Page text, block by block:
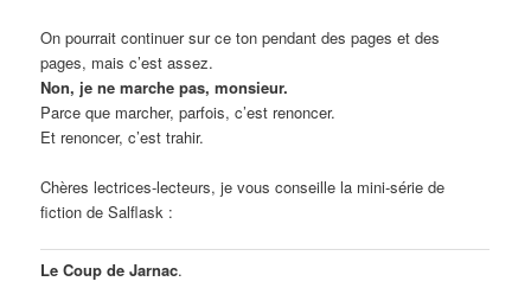
On pourrait continuer sur ce ton pendant des pages et des
pages, mais c’est assez.
Non, je ne marche pas, monsieur.
Parce que marcher, parfois, c’est renoncer.
Et renoncer, c’est trahir.
Chères lectrices-lecteurs, je vous conseille la mini-série de
fiction de Salflask :
Le Coup de Jarnac.